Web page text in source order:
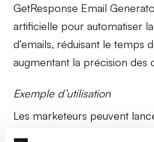
GetResponse Email
artificielle pour automatiser
d’emails, réduisant le temps
augmentant la précision des
Exemple d’utilisation
Les marketeurs peuvent
en quelques